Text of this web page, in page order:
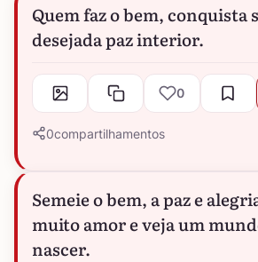
Quem faz o bem, conquista
desejada paz interior.
0
0compartilhamentos
Semeie o bem, a paz e
muito amor e veja um
nascer.